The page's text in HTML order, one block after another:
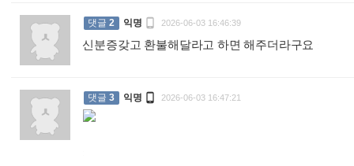
댓글 2 익명  2026-06-03 16:46:39
신분증갖고 환불해달라고 하면 해주더라구요
댓글 3 익명  2026-06-03 16:47:21